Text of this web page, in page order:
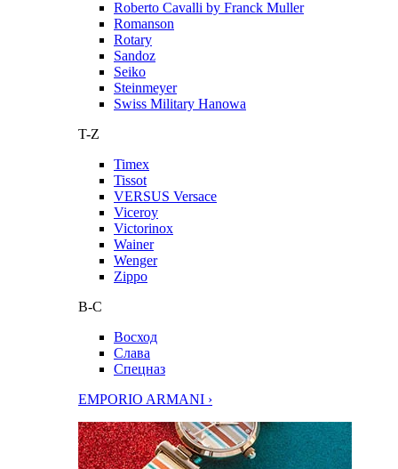
Roberto Cavalli by Franck Muller
Romanson
Rotary
Sandoz
Seiko
Steinmeyer
Swiss Military Hanowa
T-Z
Timex
Tissot
VERSUS Versace
Viceroy
Victorinox
Wainer
Wenger
Zippo
В-С
Восход
Слава
Спецназ
EMPORIO ARMANI ›